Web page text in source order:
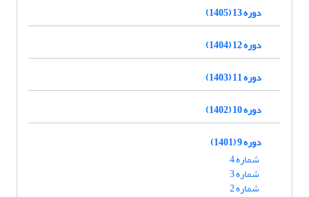
دوره 13 (1405)
دوره 12 (1404)
دوره 11 (1403)
دوره 10 (1402)
دوره 9 (1401)
شماره 4
شماره 3
شماره 2